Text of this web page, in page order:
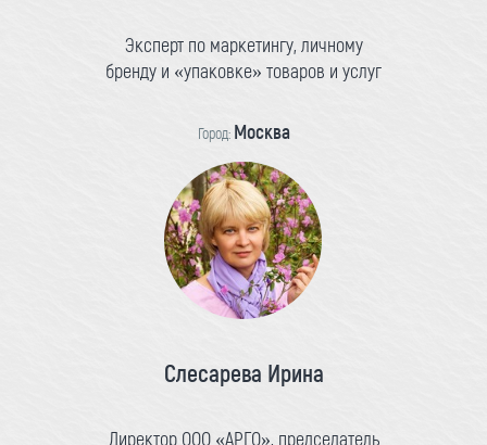
Эксперт по маркетингу, личному
бренду и «упаковке» товаров и услуг
Город: Москва
Слесарева Ирина
Директор ООО «АРГО», председатель